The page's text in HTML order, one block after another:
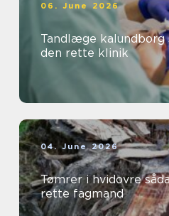
06. June 2026
Tandlæge kalundborg sådan vælger du
den rette klinik
04. June 2026
Tømrer i hvidovre sådan vælger du den
rette fagmand